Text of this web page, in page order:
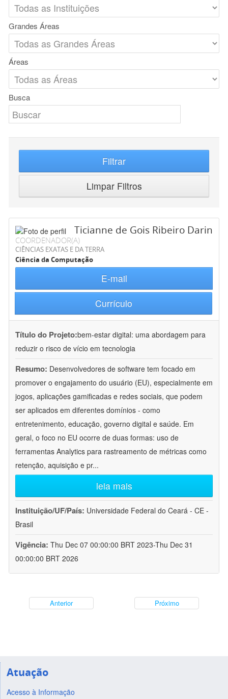
Grandes Áreas
Áreas
Busca
Filtrar
Limpar Filtros
Ticianne de Gois Ribeiro Darin
COORDENADOR(A)
CIÊNCIAS EXATAS E DA TERRA
Ciência da Computação
E-mail
Currículo
Título do Projeto:bem-estar digital: uma abordagem para
reduzir o risco de vício em tecnologia
Resumo: Desenvolvedores de software tem focado em
promover o engajamento do usuário (EU), especialmente em
jogos, aplicações gamificadas e redes sociais, que podem
ser aplicados em diferentes domínios - como
entretenimento, educação, governo digital e saúde. Em
geral, o foco no EU ocorre de duas formas: uso de
ferramentas Analytics para rastreamento de métricas como
retenção, aquisição e pr...
leia mais
Instituição/UF/País: Universidade Federal do Ceará - CE -
Brasil
Vigência: Thu Dec 07 00:00:00 BRT 2023-Thu Dec 31
00:00:00 BRT 2026
Anterior Próximo
Atuação
Acesso à Informação